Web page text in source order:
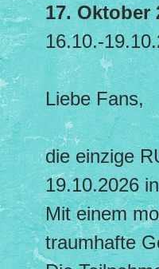
17. Oktober
16.10.-
Liebe Fans,
die einzige
19.10.2026
Mit einem
traumhafte